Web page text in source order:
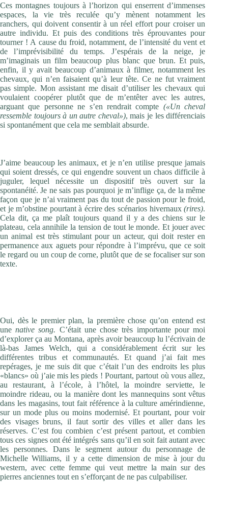
Ces montagnes toujours à l’horizon qui enserrent d’immenses
espaces, la vie très reculée qu’y mènent notamment les
ranchers, qui doivent consentir à un réel effort pour croiser un
autre individu. Et puis des conditions très éprouvantes pour
tourner ! A cause du froid, notamment, de l’intensité du vent et
de l’imprévisibilité du temps. J’espérais de la neige, je
m’imaginais un film beaucoup plus blanc que brun. Et puis,
enfin, il y avait beaucoup d’animaux à filmer, notamment les
chevaux, qui n’en faisaient qu’à leur tête. Ce ne fut vraiment
pas simple. Mon assistant me disait d’utiliser les chevaux qui
voulaient coopérer plutôt que de m’entêter avec les autres,
arguant que personne ne s’en rendrait compte («Un cheval
ressemble toujours à un autre cheval»), mais je les différenciais
si spontanément que cela me semblait absurde.
J’aime beaucoup les animaux, et je n’en utilise presque jamais
qui soient dressés, ce qui engendre souvent un chaos difficile à
juguler, lequel nécessite un dispositif très ouvert sur la
spontanéité. Je ne sais pas pourquoi je m’inflige ça, de la même
façon que je n’ai vraiment pas du tout de passion pour le froid,
et je m’obstine pourtant à écrire des scénarios hivernaux(rires).
Cela dit, ça me plaît toujours quand il y a des chiens sur le
plateau, cela annihile la tension de tout le monde. Et jouer avec
un animal est très stimulant pour un acteur, qui doit rester en
permanence aux aguets pour répondre à l’imprévu, que ce soit
le regard ou un coup de corne, plutôt que de se focaliser sur son
texte.
Oui, dès le premier plan, la première chose qu’on entend est
unenative song. C’était une chose très importante pour moi
d’explorer ça au Montana, après avoir beaucoup lu l’écrivain de
là-bas James Welch, qui a considérablement écrit sur les
différentes tribus et communautés. Et quand j’ai fait mes
repérages, je me suis dit que c’était l’un des endroits les plus
«blancs» où j’aie mis les pieds ! Pourtant, partout où vous allez,
au restaurant, à l’école, à l’hôtel, la moindre serviette, le
moindre rideau, ou la manière dont les mannequins sont vêtus
dans les magasins, tout fait référence à la culture amérindienne,
sur un mode plus ou moins modernisé. Et pourtant, pour voir
des visages bruns, il faut sortir des villes et aller dans les
réserves. C’est fou combien c’est présent partout, et combien
tous ces signes ont été intégrés sans qu’il en soit fait autant avec
les personnes. Dans le segment autour du personnage de
Michelle Williams, il y a cette dimension de mise à jour du
western, avec cette femme qui veut mettre la main sur des
pierres anciennes tout en s’efforçant de ne pas culpabiliser.